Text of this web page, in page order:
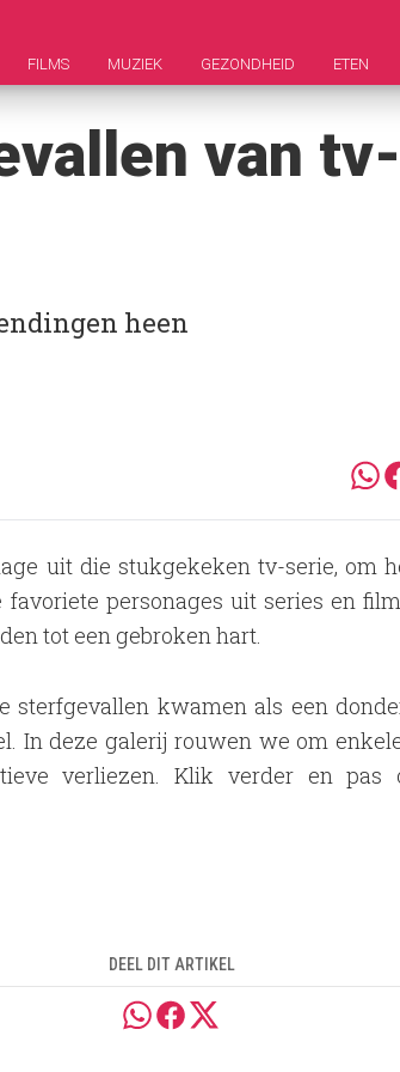
FILMS MUZIEK GEZONDHEID ETEN
van tv-
heen
uit die stukgekeken tv-serie, om
personages uit series en
tot een gebroken hart.
sterfgevallen kwamen als een
In deze galerij rouwen we om
verliezen. Klik verder en pas
DEEL DIT ARTIKEL